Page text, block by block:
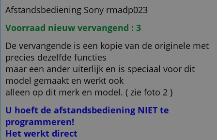
Afstandsbediening Sony rmadp023
Voorraad nieuw vervangend : 3
De vervangende is een kopie van de originele met
precies dezelfde functies
maar een ander uiterlijk en is speciaal voor dit
model gemaakt en werkt ook
alleen op dit merk en model. ( zie foto 2 )
U hoeft de afstandsbediening NIET te
programmeren!
Het werkt direct